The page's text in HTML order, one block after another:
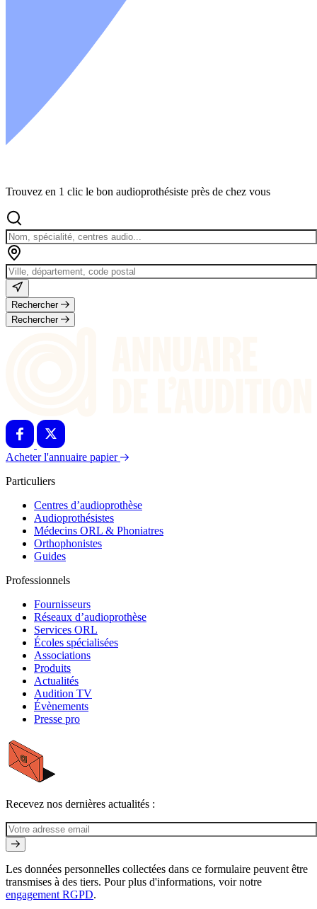
Trouvez en 1 clic le bon audioprothésiste près de chez vous
Rechercher
Rechercher
Acheter l'annuaire papier
Particuliers
Centres d’audioprothèse
Audioprothésistes
Médecins ORL & Phoniatres
Orthophonistes
Guides
Professionnels
Fournisseurs
Réseaux d’audioprothèse
Services ORL
Écoles spécialisées
Associations
Produits
Actualités
Audition TV
Évènements
Presse pro
Recevez nos dernières actualités :
Les données personnelles collectées dans ce formulaire peuvent être
transmises à des tiers. Pour plus d'informations, voir notre
engagement RGPD.